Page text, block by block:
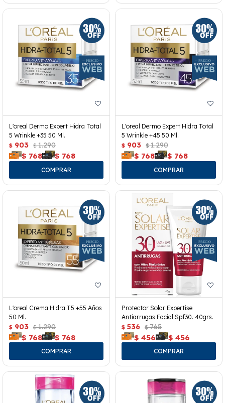
L'oreal Dermo Expert Hidra Total
5 Wrinkle +35 50 Ml.
$ 903 $ 1.290
$ 768 $ 768
L'oreal Dermo Expert Hidra Total
5 Wrinkle +45 50 Ml.
$ 903 $ 1.290
$ 768 $ 768
L'oreal Crema Hidra T5 +55 Años
50 Ml.
$ 903 $ 1.290
$ 768 $ 768
Protector Solar Expertise
Antiarrugas Facial Spf30. 40grs.
$ 536 $ 765
$ 456 $ 456